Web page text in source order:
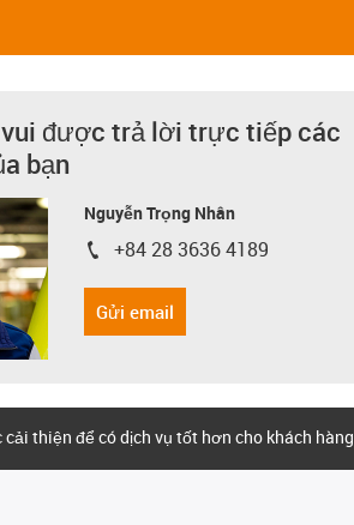
được trả lời trực tiếp các
bạn
Nguyễn Trọng Nhân
igus-icon-phone
+84 28 3636 4189
Gửi email
thiện để có dịch vụ tốt hơn cho khách hàng.